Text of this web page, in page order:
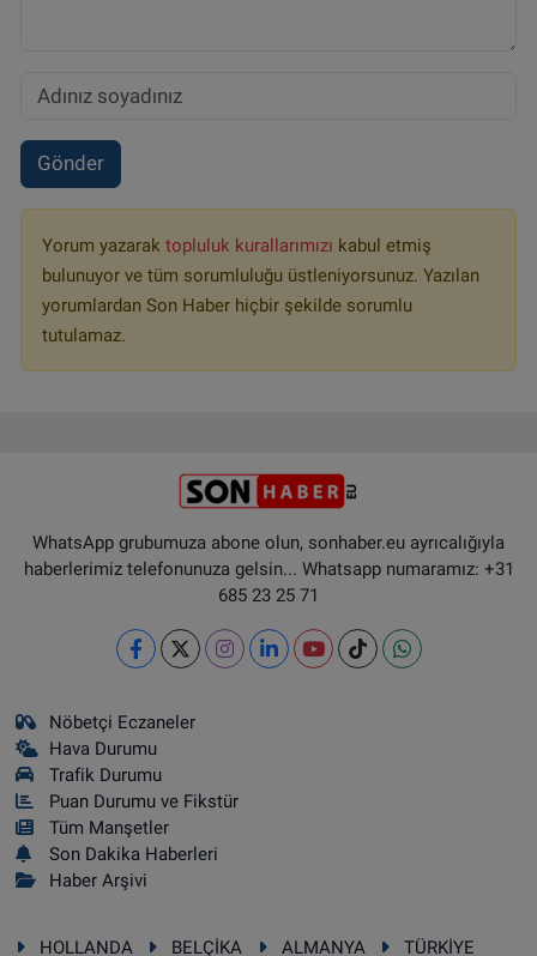
Gönder
Yorum yazarak topluluk kurallarımızı kabul etmiş
bulunuyor ve tüm sorumluluğu üstleniyorsunuz. Yazılan
yorumlardan Son Haber hiçbir şekilde sorumlu
tutulamaz.
WhatsApp grubumuza abone olun, sonhaber.eu ayrıcalığıyla
haberlerimiz telefonunuza gelsin... Whatsapp numaramız: +31
685 23 25 71
Nöbetçi Eczaneler
Hava Durumu
Trafik Durumu
Puan Durumu ve Fikstür
Tüm Manşetler
Son Dakika Haberleri
Haber Arşivi
HOLLANDA BELÇİKA ALMANYA TÜRKİYE